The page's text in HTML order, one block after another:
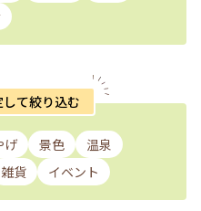
て絞り込む
げ 景色
温泉
雑貨 イベント